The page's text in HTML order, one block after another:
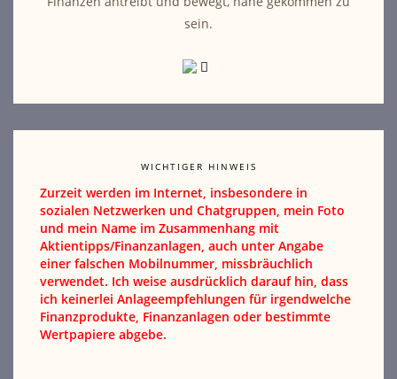
sein.
WICHTIGER HINWEIS
Zurzeit werden im Internet, insbesondere in
sozialen Netzwerken und Chatgruppen, mein Foto
und mein Name im Zusammenhang mit
Aktientipps/Finanzanlagen, auch unter Angabe
einer falschen Mobilnummer, missbräuchlich
verwendet. Ich weise ausdrücklich darauf hin, dass
ich keinerlei Anlageempfehlungen für irgendwelche
Finanzprodukte, Finanzanlagen oder bestimmte
Wertpapiere abgebe.